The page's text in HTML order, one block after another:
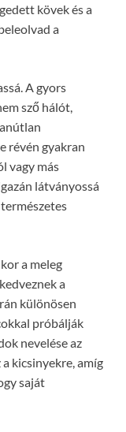
kövek és a
a
A gyors
sző hálót,
révén gyakran
vagy más
látványossá
a meleg
a
különösen
próbálják
nevelése az
kicsinyekre, amíg
saját